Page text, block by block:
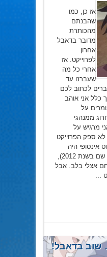
אז כן, כמו
שהבנתם
מהכותרת
מדובר בדאבל
אחרון
לפרוייקט. אז
אחרי כל מה
שעברנו עד
לכתוב לכם
כלל אני אוהב
על
ממנהגי
מרגיש על
לא ספק הפרוייקט
אינסופי היה
הפרוייקט הראשון שלי (אי שם בשנת 2012),
חם אצלי בלב. אבל
...
שוב בדאבל!